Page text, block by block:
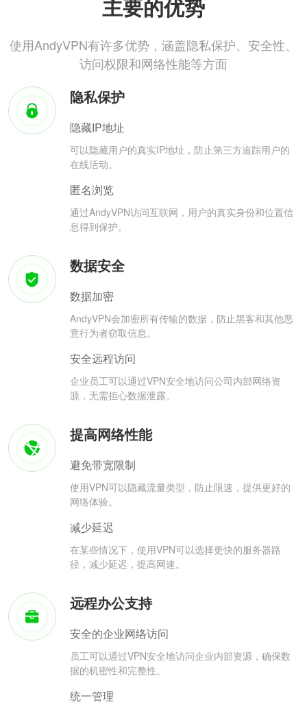
主要的优势
使用AndyVPN有许多优势，涵盖隐私保护、安全性、
访问权限和网络性能等方面
隐私保护
隐藏IP地址
可以隐藏用户的真实IP地址，防止第三方追踪用户的
在线活动。
匿名浏览
通过AndyVPN访问互联网，用户的真实身份和位置信
息得到保护。
数据安全
数据加密
AndyVPN会加密所有传输的数据，防止黑客和其他恶
意行为者窃取信息。
安全远程访问
企业员工可以通过VPN安全地访问公司内部网络资
源，无需担心数据泄露。
提高网络性能
避免带宽限制
使用VPN可以隐藏流量类型，防止限速，提供更好的
网络体验。
减少延迟
在某些情况下，使用VPN可以选择更快的服务器路
径，减少延迟，提高网速。
远程办公支持
安全的企业网络访问
员工可以通过VPN安全地访问企业内部资源，确保数
据的机密性和完整性。
统一管理